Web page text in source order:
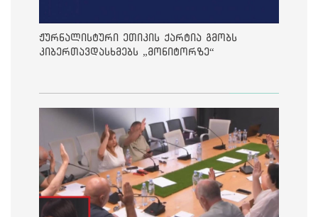
ჟურნალისტური ეთიკის ქარტია გმობს
კიბერთავდასხმებს „მონიტორზე“